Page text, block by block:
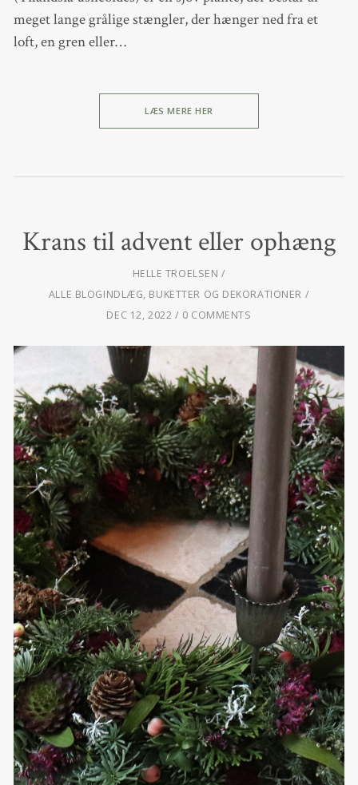
meget lange grålige stængler, der hænger ned fra et
loft, en gren eller…
LÆS MERE HER
Krans til advent eller ophæng
HELLE TROELSEN
ALLE BLOGINDLÆG, BUKETTER OG DEKORATIONER
DEC 12, 2022
0 COMMENTS